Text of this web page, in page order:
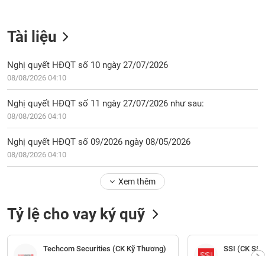
Tài liệu
Nghị quyết HĐQT số 10 ngày 27/07/2026
08/08/2026 04:10
Nghị quyết HĐQT số 11 ngày 27/07/2026 như sau:
08/08/2026 04:10
Nghị quyết HĐQT số 09/2026 ngày 08/05/2026
08/08/2026 04:10
Xem thêm
Tỷ lệ cho vay ký quỹ
Techcom Securities (CK Kỹ Thương) SSI (CK